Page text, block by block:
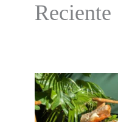
Reciente